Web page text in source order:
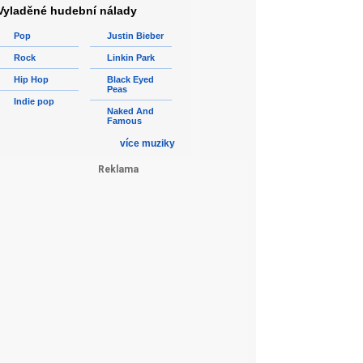
hudební nálady
Pop
Rock
Hip Hop
Indie pop
Justin Bieber
Linkin Park
Black Eyed
Peas
Naked And
Famous
více muziky